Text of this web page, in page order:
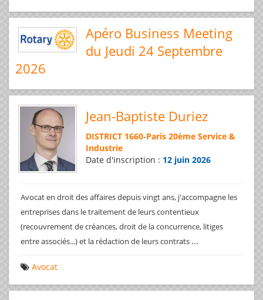
Apéro Business Meeting
du Jeudi 24 Septembre
2026
Jean-Baptiste Duriez
DISTRICT 1660-Paris 20ème Service &
Industrie
Date d'inscription : 12 juin 2026
Avocat en droit des affaires depuis vingt ans, j'accompagne les
entreprises dans le traitement de leurs contentieux
(recouvrement de créances, droit de la concurrence, litiges
entre associés...) et la rédaction de leurs contrats ...
Avocat